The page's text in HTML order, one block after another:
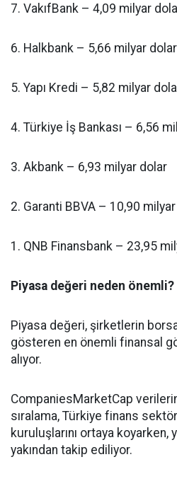
7. VakıfBank – 4,09 milyar
6. Halkbank – 5,66 milyar dolar
5. Yapı Kredi – 5,82 milyar
4. Türkiye İş Bankası – 6,56
3. Akbank – 6,93 milyar dolar
2. Garanti BBVA – 10,90
1. QNB Finansbank – 23,95
Piyasa değeri neden önemli?
Piyasa değeri, şirketlerin
gösteren en önemli finansal
alıyor.
CompaniesMarketCap
sıralama, Türkiye finans
kuruluşlarını ortaya koyarken,
yakından takip ediliyor.